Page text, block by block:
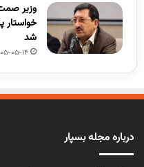
وزیر صمت
خواستار
شد
05-14
درباره مجله بسپار